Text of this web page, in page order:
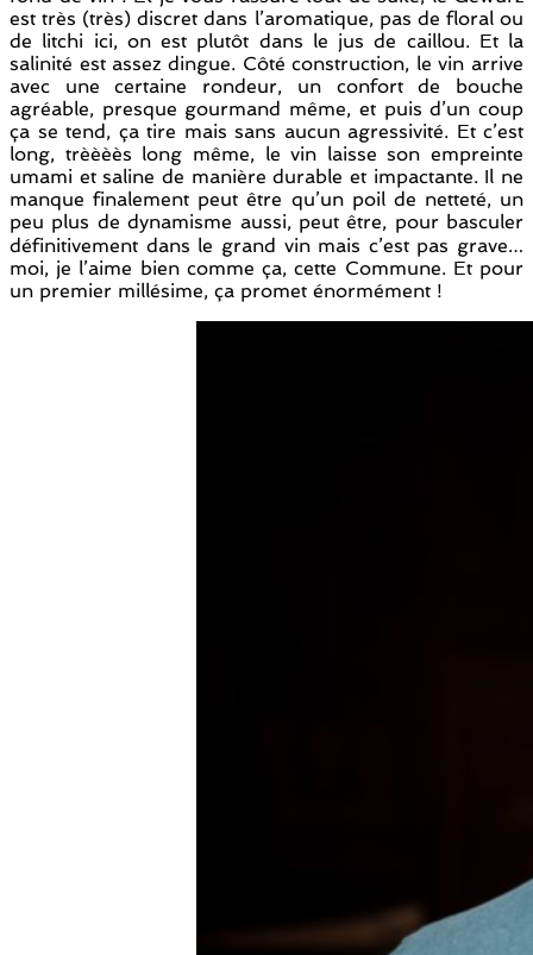
est très (très) discret dans l’aromatique, pas de floral ou
de litchi ici, on est plutôt dans le jus de caillou. Et la
salinité est assez dingue. Côté construction, le vin arrive
avec une certaine rondeur, un confort de bouche
agréable, presque gourmand même, et puis d’un coup
ça se tend, ça tire mais sans aucun agressivité. Et c’est
long, trèèèès long même, le vin laisse son empreinte
umami et saline de manière durable et impactante. Il ne
manque finalement peut être qu’un poil de netteté, un
peu plus de dynamisme aussi, peut être, pour basculer
définitivement dans le grand vin mais c’est pas grave…
moi, je l’aime bien comme ça, cette Commune. Et pour
un premier millésime, ça promet énormément !